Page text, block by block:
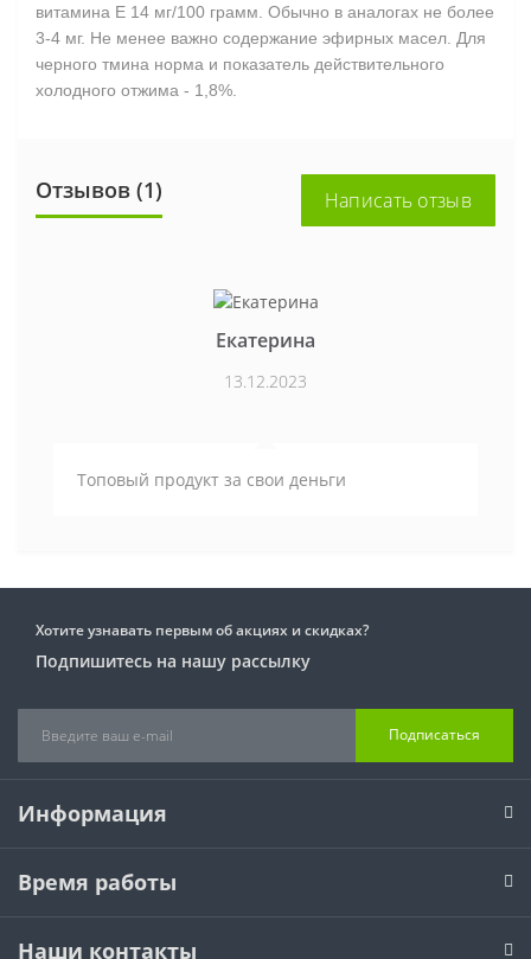
витамина Е 14 мг/100 грамм. Обычно в аналогах не более
3-4 мг. Не менее важно содержание эфирных масел. Для
черного тмина норма и показатель действительного
холодного отжима - 1,8%.
Отзывов (1) Написать отзыв
Екатерина
13.12.2023
Топовый продукт за свои деньги
Хотите узнавать первым об акциях и скидках?
Подпишитесь на нашу рассылку
Подписаться
Информация
Время работы
Наши контакты